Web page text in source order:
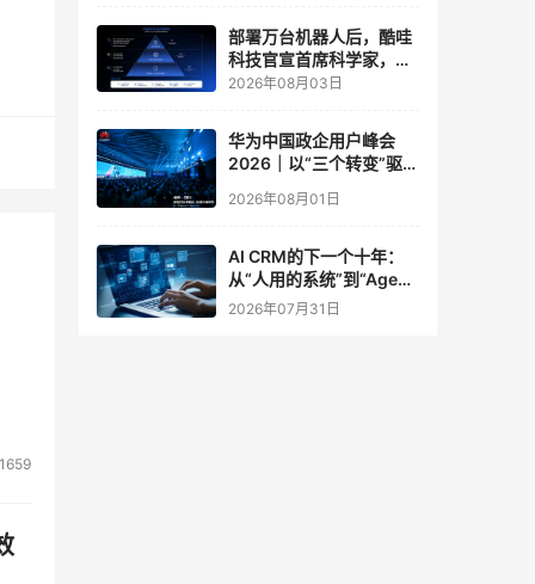
1659
部署万台机器人后，酷哇
科技官宣首席科学家，要
让世界模型交付生产力
2026年08月03日
华为中国政企用户峰会
2026｜以“三个转变”驱动
2026年08月01日
AI CRM的下一个十年：
从“人用的系统”到“Agent
调用的底座”
2026年07月31日